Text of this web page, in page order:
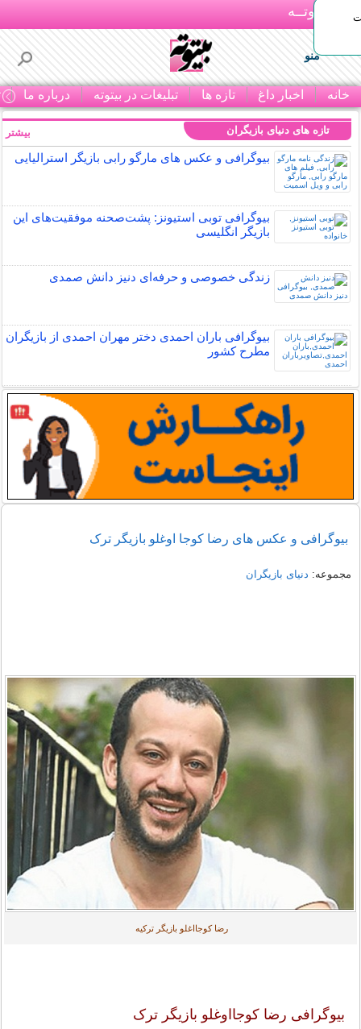
بـیتوتــه
منو
خانه اخبار داغ تازه ها تبلیغات در بیتوته درباره ما
تازه های دنیای بازیگران
بیوگرافی و عکس های مارگو رابی بازیگر استرالیایی
بیوگرافی توبی استیونز: پشت‌صحنه موفقیت‌های این
بازیگر انگلیسی
زندگی خصوصی و حرفه‌ای دنیز دانش صمدی
بیوگرافی باران احمدی دختر مهران احمدی از بازیگران
مطرح کشور
بیشتر
بیوگرافی و عکس های رضا کوجا اوغلو بازیگر ترک
مجموعه: دنیای بازیگران
رضا کوجااغلو بازیگر ترکیه
بیوگرافی رضا کوجااوغلو بازیگر ترک